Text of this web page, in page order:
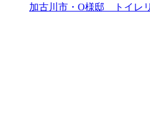
加古川市・O様邸 トイレ